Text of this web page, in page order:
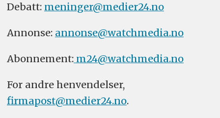
Debatt: meninger@medier24.no
Annonse: annonse@watchmedia.no
Abonnement:m24@watchmedia.no
For andre henvendelser,
firmapost@medier24.no.